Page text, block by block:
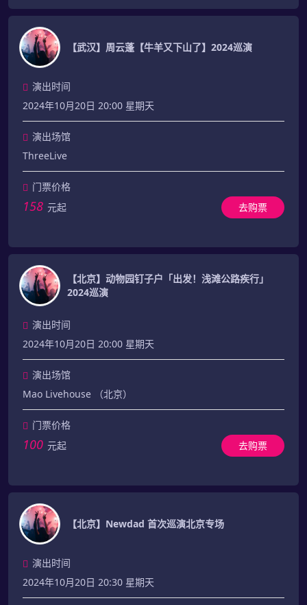
【武汉】周云蓬【牛羊又下山了】2024巡演
演出时间
2024年10月20日 20:00 星期天
演出场馆
ThreeLive
门票价格
158 元起 去购票
【北京】动物园钉子户「出发！浅滩公路疾行」
2024巡演
演出时间
2024年10月20日 20:00 星期天
演出场馆
Mao Livehouse （北京）
门票价格
100 元起 去购票
【北京】Newdad 首次巡演北京专场
演出时间
2024年10月20日 20:30 星期天